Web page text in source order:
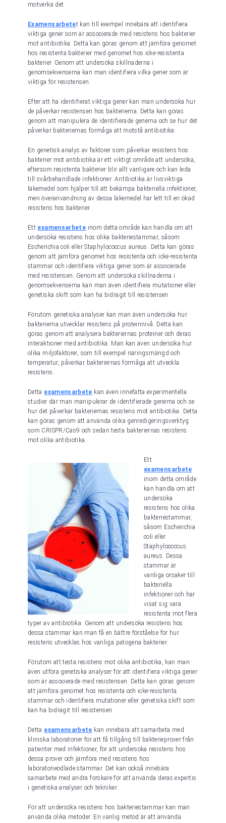
motverka det.
Examensarbetet kan till exempel innebära att identifiera
viktiga gener som är associerade med resistens hos bakterier
mot antibiotika. Detta kan göras genom att jämföra genomet
hos resistenta bakterier med genomet hos icke-resistenta
bakterier. Genom att undersöka skillnaderna i
genomsekvenserna kan man identifiera vilka gener som är
viktiga för resistensen.
Efter att ha identifierat viktiga gener kan man undersöka hur
de påverkar resistensen hos bakterierna. Detta kan göras
genom att manipulera de identifierade generna och se hur det
påverkar bakteriernas förmåga att motstå antibiotika.
En genetisk analys av faktorer som påverkar resistens hos
bakterier mot antibiotika är ett viktigt område att undersöka,
eftersom resistenta bakterier blir allt vanligare och kan leda
till svårbehandlade infektioner. Antibiotika är livsviktiga
läkemedel som hjälper till att bekämpa bakteriella infektioner,
men överanvändning av dessa läkemedel har lett till en ökad
resistens hos bakterier.
Ett examensarbete inom detta område kan handla om att
undersöka resistens hos olika bakteriestammar, såsom
Escherichia coli eller Staphylococcus aureus. Detta kan göras
genom att jämföra genomet hos resistenta och icke-resistenta
stammar och identifiera viktiga gener som är associerade
med resistensen. Genom att undersöka skillnaderna i
genomsekvenserna kan man även identifiera mutationer eller
genetiska skift som kan ha bidragit till resistensen.
Förutom genetiska analyser kan man även undersöka hur
bakterierna utvecklar resistens på proteinnivå. Detta kan
göras genom att analysera bakteriernas proteiner och deras
interaktioner med antibiotika. Man kan även undersöka hur
olika miljöfaktorer, som till exempel näringsmängd och
temperatur, påverkar bakteriernas förmåga att utveckla
resistens.
Detta examensarbete kan även innefatta experimentella
studier där man manipulerar de identifierade generna och se
hur det påverkar bakteriernas resistens mot antibiotika. Detta
kan göras genom att använda olika genredigeringsverktyg
som CRISPR/Cas9 och sedan testa bakteriernas resistens
mot olika antibiotika.
Ett
examensarbete
inom detta område
kan handla om att
undersöka
resistens hos olika
bakteriestammar,
såsom Escherichia
coli eller
Staphylococcus
aureus. Dessa
stammar är
vanliga orsaker till
bakteriella
infektioner och har
visat sig vara
resistenta mot flera
typer av antibiotika. Genom att undersöka resistens hos
dessa stammar kan man få en bättre förståelse för hur
resistens utvecklas hos vanliga patogena bakterier.
Förutom att testa resistens mot olika antibiotika, kan man
även utföra genetiska analyser för att identifiera viktiga gener
som är associerade med resistensen. Detta kan göras genom
att jämföra genomet hos resistenta och icke-resistenta
stammar och identifiera mutationer eller genetiska skift som
kan ha bidragit till resistensen.
Detta examensarbete kan innebära att samarbeta med
kliniska laboratorier för att få tillgång till bakterieprover från
patienter med infektioner, för att undersöka resistens hos
dessa prover och jämföra med resistens hos
laboratorieodlade stammar. Det kan också innebära
samarbete med andra forskare för att använda deras expertis
i genetiska analyser och tekniker.
För att undersöka resistens hos bakteriestammar kan man
använda olika metoder. En vanlig metod är att använda